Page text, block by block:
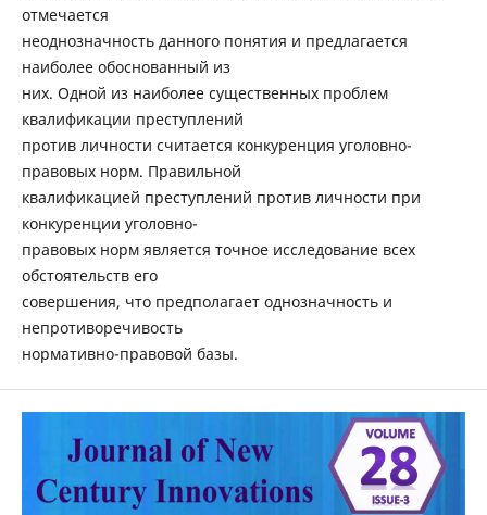
отмечается
неоднозначность данного понятия и предлагается
наиболее обоснованный из
них. Одной из наиболее существенных проблем
квалификации преступлений
против личности считается конкуренция уголовно-
правовых норм. Правильной
квалификацией преступлений против личности при
конкуренции уголовно-
правовых норм является точное исследование всех
обстоятельств его
совершения, что предполагает однозначность и
непротиворечивость
нормативно-правовой базы.